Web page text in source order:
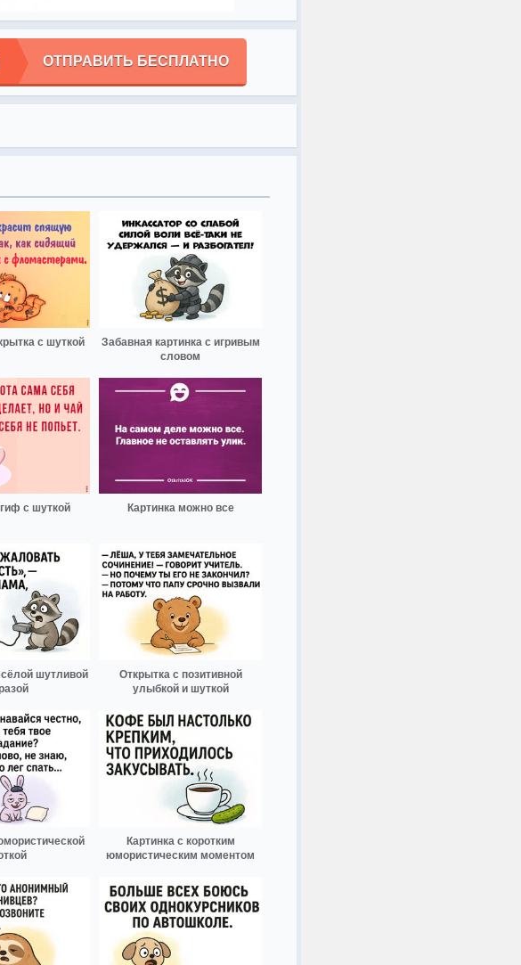
ОТПРАВИТЬ БЕСПЛАТНО
с шуткой
Забавная картинка с игривым
словом
с шуткой Картинка можно все
шутливой
Открытка с позитивной
улыбкой и шуткой
Картинка с коротким
юмористическим моментом